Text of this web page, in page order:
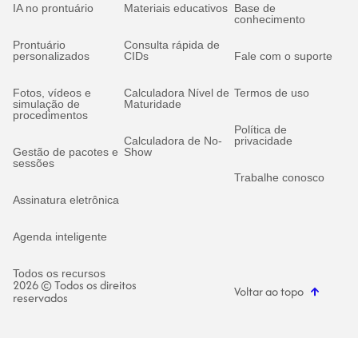
IA no prontuário
Prontuário
personalizados
Fotos, vídeos e
simulação de
procedimentos
Gestão de pacotes e
sessões
Assinatura eletrônica
Agenda inteligente
Todos os recursos
Materiais educativos
Consulta rápida de
CIDs
Calculadora Nível de
Maturidade
Calculadora de No-
Show
Base de
conhecimento
Fale com o suporte
Termos de uso
Política de
privacidade
Trabalhe conosco
2026 © Todos os direitos
reservados Voltar ao topo